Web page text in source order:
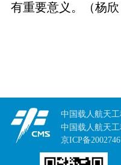
有重要意义。（杨欣
中国载人航天
中国载人航天
京ICP备